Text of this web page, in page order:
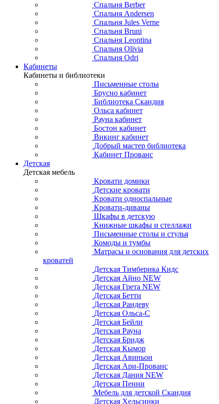
Спальня Berber
Спальня Andersen
Спальня Jules Verne
Спальня Bruni
Спальня Leontina
Спальня Olivia
Спальня Odri
Кабинеты
Кабинеты и библиотеки
Письменные столы
Брусно кабинет
Библиотека Скандия
Ольса кабинет
Рауна кабинет
Бостон кабинет
Викинг кабинет
Добрый мастер библиотека
Кабинет Прованс
Детская
Детская мебель
Кровати домики
Детские кровати
Кровати односпальные
Кровати-диваны
Шкафы в детскую
Книжные шкафы и стеллажи
Письменные столы и стулья
Комоды и тумбы
Матрасы и основания для детских
кроватей
Детская Тимберика Кидс
Детская Айно NEW
Детская Грета NEW
Детская Бетти
Детская Рандеву
Детская Ольса-С
Детская Бейли
Детская Рауна
Детская Бридж
Детская Кымор
Детская Авиньон
Детская Ари-Прованс
Детская Дания NEW
Детская Пенни
Мебель для детской Скандия
Детская Хельсинки